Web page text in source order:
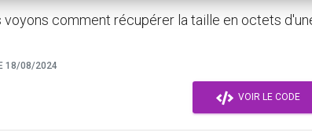
comment récupérer la taille en octets
18/08/2024
VOIR LE CODE